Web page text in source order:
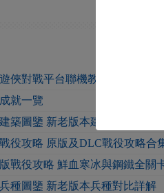
俠對戰平台聯機教程
就一覽
築圖鑒 新老版本建築對比詳解
役攻略 原版及DLC戰役攻略合
戰役攻略 鮮血寒冰與鋼鐵全關
種圖鑒 新老版本兵種對比詳解